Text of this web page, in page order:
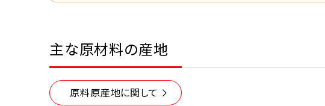
主な原材料の産地
原料原産地に関して